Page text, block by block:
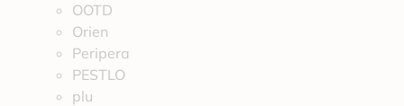
OOTD
Orien
Peripera
PESTLO
plu